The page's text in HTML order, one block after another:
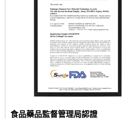
食品藥品監督管理局認證